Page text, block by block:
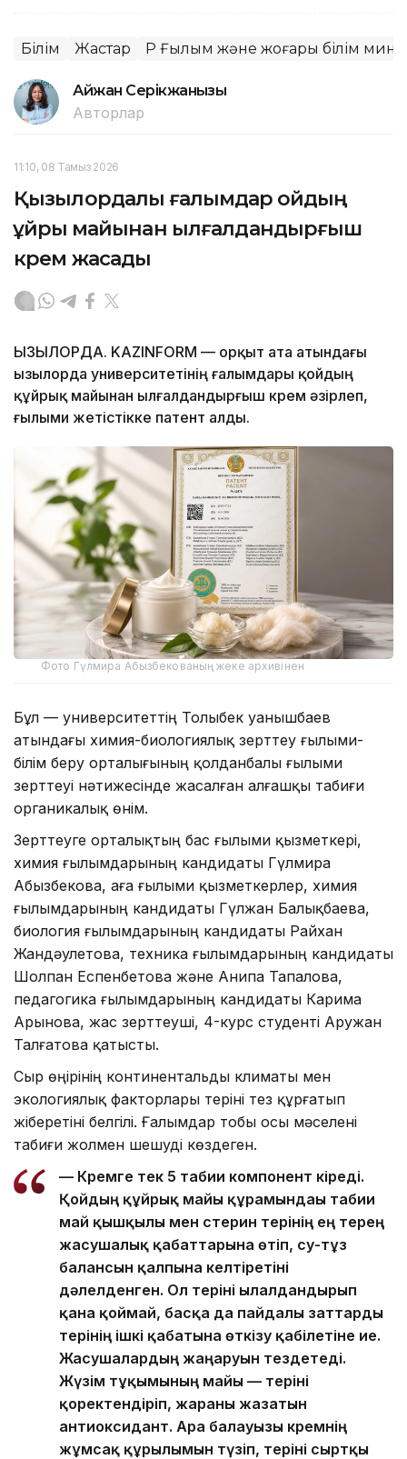
Білім Жастар ҚР Ғылым және жоғары білім
Айжан Серікжанқызы
Авторлар
11:10, 08 Тамыз 2026
Қызылордалық ғалымдар қойдың
құйрық майынан ылғалдандырғыш
крем жасады
ҚЫЗЫЛОРДА. KAZINFORM — Қорқыт ата атындағы
Қызылорда университетінің ғалымдары қойдың
құйрық майынан ылғалдандырғыш крем әзірлеп,
ғылыми жетістікке патент алды.
Фото Гүлмира Абызбекованың жеке архивінен
Бұл — университеттің Толыбек Қуанышбаев
атындағы химия-биологиялық зерттеу ғылыми-
білім беру орталығының қолданбалы ғылыми
зерттеуі нәтижесінде жасалған алғашқы табиғи
органикалық өнім.
Зерттеуге орталықтың бас ғылыми қызметкері,
химия ғылымдарының кандидаты Гүлмира
Абызбекова, аға ғылыми қызметкерлер, химия
ғылымдарының кандидаты Гүлжан Балықбаева,
биология ғылымдарының кандидаты Райхан
Жандәулетова, техника ғылымдарының кандидаты
Шолпан Еспенбетова және Анипа Тапалова,
педагогика ғылымдарының кандидаты Карима
Арынова, жас зерттеуші, 4-курс студенті Аружан
Талғатова қатысты.
Сыр өңірінің континентальды климаты мен
экологиялық факторлары теріні тез құрғатып
жіберетіні белгілі. Ғалымдар тобы осы мәселені
табиғи жолмен шешуді көздеген.
— Кремге тек 5 табиғи компонент кіреді.
Қойдың құйрық майы құрамындағы табиғи
май қышқылы мен стерин терінің ең терең
жасушалық қабаттарына өтіп, су-тұз
балансын қалпына келтіретіні
дәлелденген. Ол теріні ылғалдандырып
қана қоймай, басқа да пайдалы заттарды
терінің ішкі қабатына өткізу қабілетіне ие.
Жасушалардың жаңаруын тездетеді.
Жүзім тұқымының майы — теріні
қоректендіріп, жараны жазатын
антиоксидант. Ара балауызы кремнің
жұмсақ құрылымын түзіп, теріні сыртқы